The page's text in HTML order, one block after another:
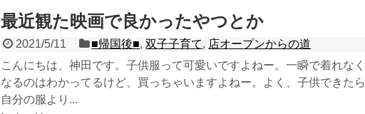
最近観た映画で良かったやつとか
2021/5/11 ■帰国後■,双子子育て, 店オープンからの道
こんにちは、神田です。子供服って可愛いですよねー。一瞬で着れなく
なるのはわかってるけど、買っちゃいますよねー。よく、子供できたら
自分の服より...